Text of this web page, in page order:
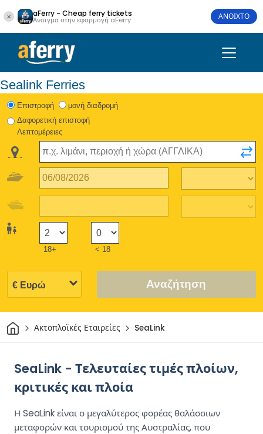
aFerry - Cheap ferry tickets
Άνοιγμα στην εφαρμογή aFerry ΑΝΟΙΧΤΟ
Sealink Ferries
Eπιστροφή
μονή διαδρομή
Δαφορετική επιστοφή
Λεπτομέρειες
18+ < 18
Αναζήτηση
ΣπίτιΑκτοπλοϊκές Εταιρείες SeaLink
SeaLink - Τελευταίες τιμές πλοίων,
κριτικές και πλοία
Η SeaLink είναι ο μεγαλύτερος φορέας θαλάσσιων
μεταφορών και τουρισμού της Αυστραλίας, που